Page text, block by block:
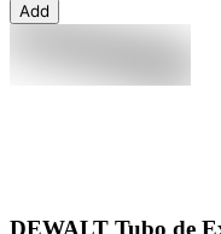
Add
DEWALT Tubo de